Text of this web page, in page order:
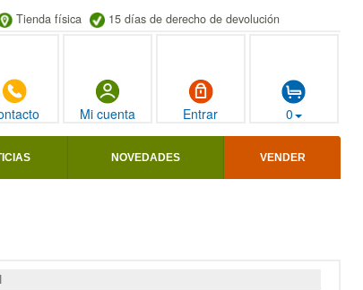
Tienda física 15 días de derecho de devolución
Mi cuenta Entrar 0
NOVEDADES VENDER